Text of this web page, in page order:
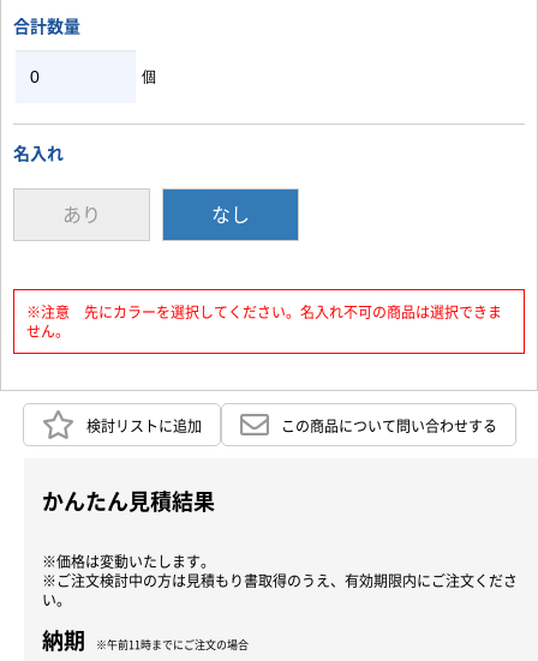
合計数量
個
名入れ
あり なし
※注意 先にカラーを選択してください。名入れ不可の商品は選択できま
せん。
検討リストに追加 この商品について問い合わせする
かんたん見積結果
※価格は変動いたします。
※ご注文検討中の方は見積もり書取得のうえ、有効期限内にご注文くださ
い。
納期 ※午前11時までにご注文の場合